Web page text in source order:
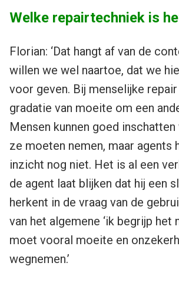
Welke repairtechniek is
Florian: ‘Dat hangt af van de
willen we wel naartoe, dat we
voor geven. Bij menselijke
gradatie van moeite om een
Mensen kunnen goed
ze moeten nemen, maar agents
inzicht nog niet. Het is al een
de agent laat blijken dat hij een
herkent in de vraag van de
van het algemene ‘ik begrijp het
moet vooral moeite en
wegnemen.’